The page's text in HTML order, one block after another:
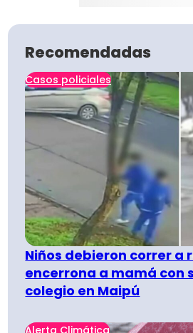
Recomendadas
Casos policiales
Niños debieron correr a
encerrona a mamá con
colegio en Maipú
Alerta Climática